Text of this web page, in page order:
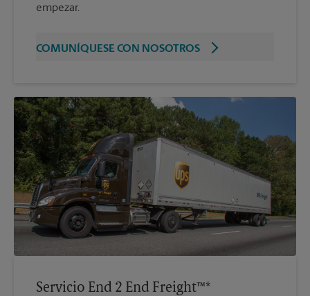
empezar.
COMUNÍQUESE CON NOSOTROS
Servicio End 2 End Freight™*